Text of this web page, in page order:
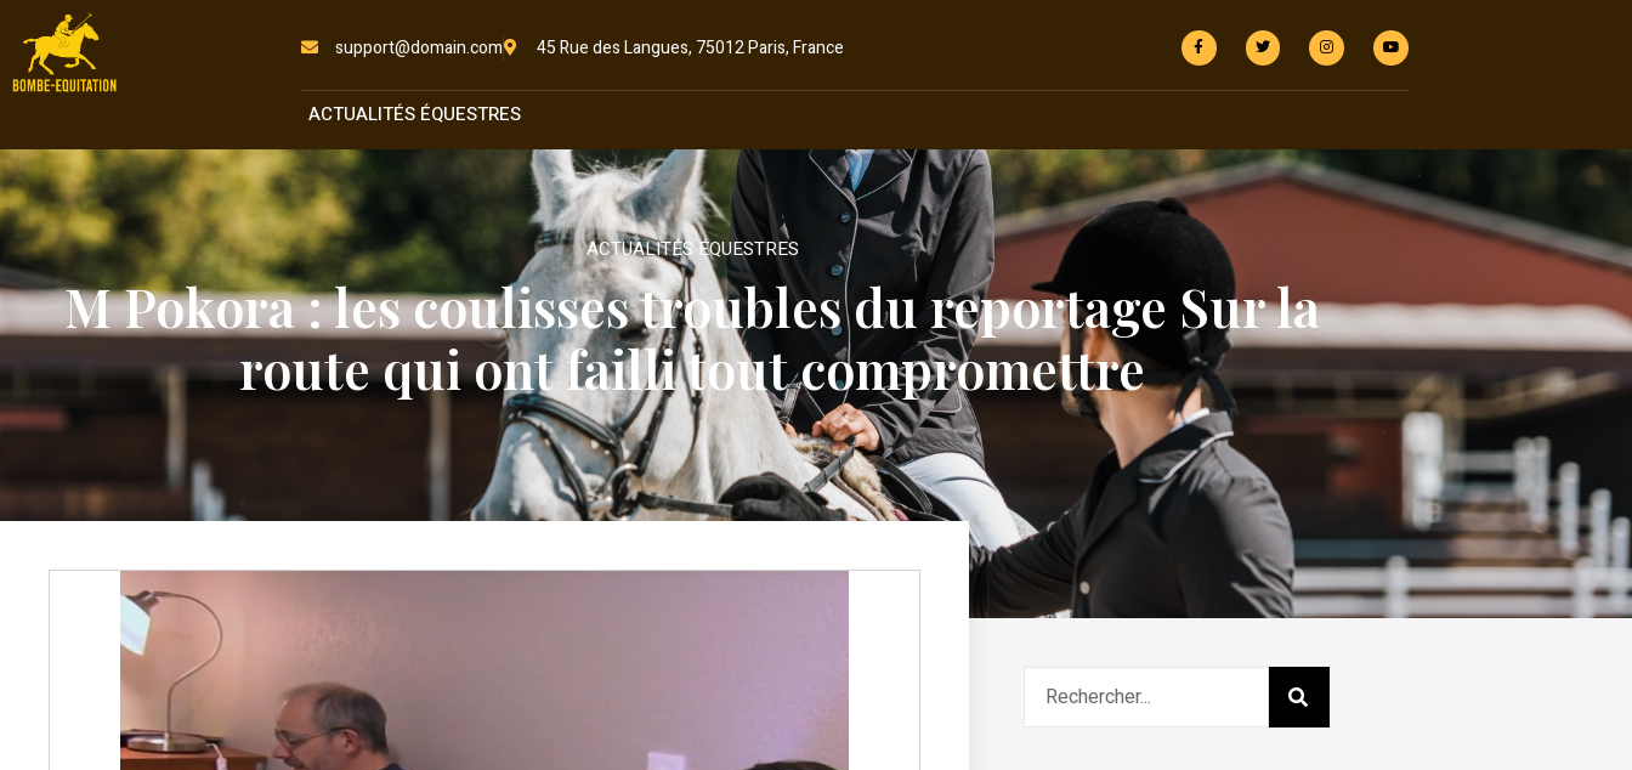
support@domain.com 45 Rue des Langues, 75012 Paris, France
ACTUALITÉS ÉQUESTRES
ACTUALITÉS ÉQUESTRES
M Pokora : les coulisses troubles du reportage Sur la
route qui ont failli tout compromettre